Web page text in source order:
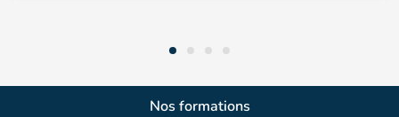
Nos formations